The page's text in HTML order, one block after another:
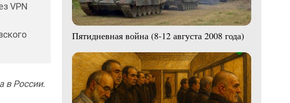
VPN
в России.
Пятидневная война (8-12 августа 2008 года)